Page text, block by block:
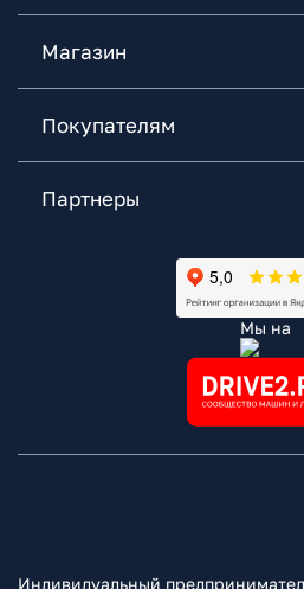
Магазин
Покупателям
Партнеры
Мы на
Индивидуальный